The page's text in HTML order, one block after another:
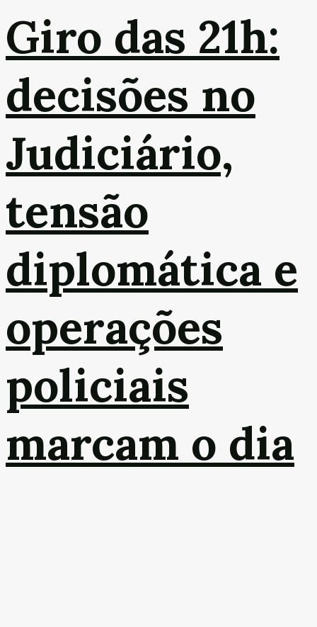
Giro das 21h:
decisões no
Judiciário,
tensão
diplomática e
operações
policiais
marcam o dia